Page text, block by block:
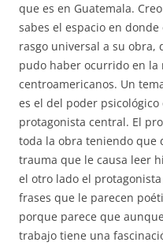
que es en Guatemala.
sabes el espacio en
rasgo universal a su
pudo haber ocurrido en la
centroamericanos. Un
es el del poder
protagonista central. El
toda la obra teniendo que
trauma que le causa leer
el otro lado el
frases que le parecen
porque parece que
trabajo tiene una